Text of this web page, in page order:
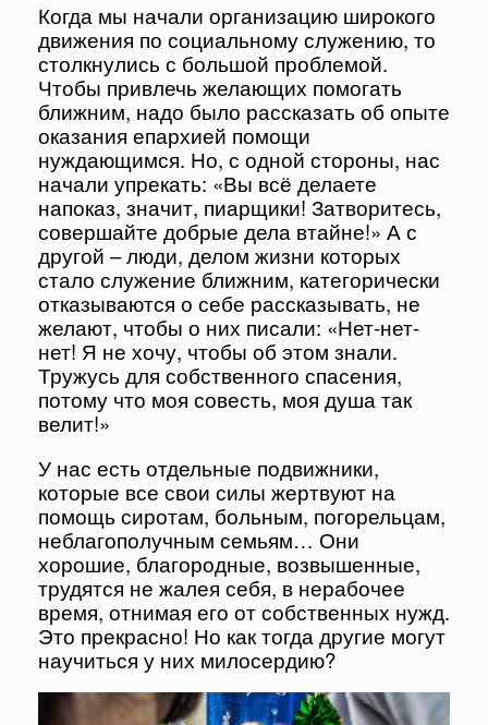
Когда мы начали организацию широкого
движения по социальному служению, то
столкнулись с большой проблемой.
Чтобы привлечь желающих помогать
ближним, надо было рассказать об опыте
оказания епархией помощи
нуждающимся. Но, с одной стороны, нас
начали упрекать: «Вы всё делаете
напоказ, значит, пиарщики! Затворитесь,
совершайте добрые дела втайне!» А с
другой – люди, делом жизни которых
стало служение ближним, категорически
отказываются о себе рассказывать, не
желают, чтобы о них писали: «Нет-нет-
нет! Я не хочу, чтобы об этом знали.
Тружусь для собственного спасения,
потому что моя совесть, моя душа так
велит!»
У нас есть отдельные подвижники,
которые все свои силы жертвуют на
помощь сиротам, больным, погорельцам,
неблагополучным семьям… Они
хорошие, благородные, возвышенные,
трудятся не жалея себя, в нерабочее
время, отнимая его от собственных нужд.
Это прекрасно! Но как тогда другие могут
научиться у них милосердию?